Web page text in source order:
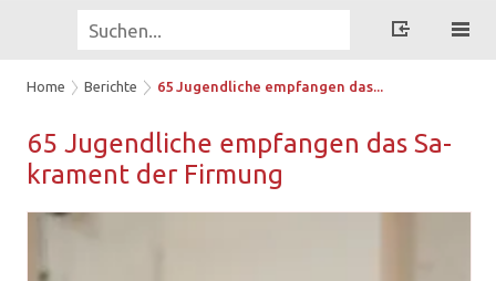
Home Berichte 65 Jugendliche empfangen das...
65 Ju­gend­li­che emp­fan­gen das Sa­
kra­ment der Fir­mung